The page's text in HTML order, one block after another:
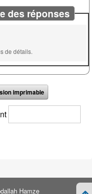
des réponses
de détails.
imprimable
Hamze